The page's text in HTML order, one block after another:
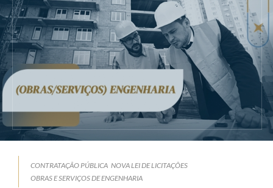
CONTRATAÇÃO PÚBLICA NOVA LEI DE LICITAÇÕES
OBRAS E SERVIÇOS DE ENGENHARIA